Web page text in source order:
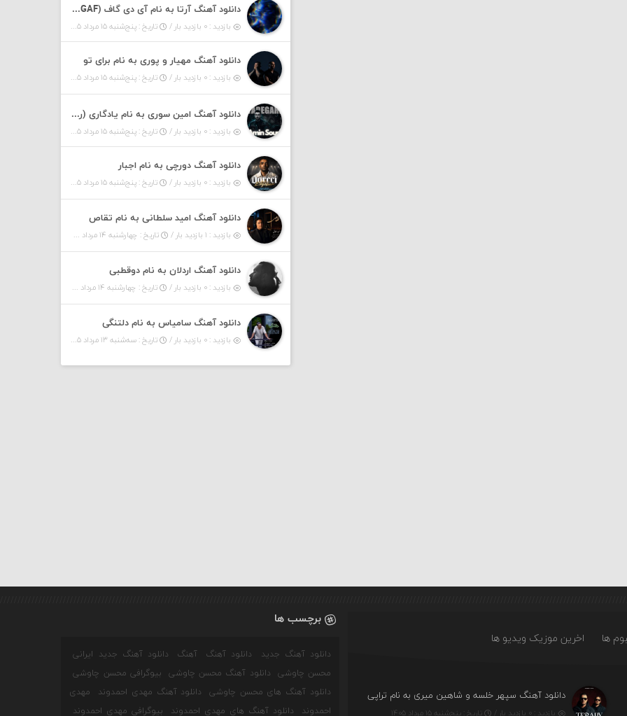
دانلود آهنگ آرتا به نام آی دی گاف (IDGAF)
بازدید : ۰ بازدید بار / تاریخ : پنج‌شنبه ۱۵ مرداد ۱۴۰۵
دانلود آهنگ مهیار و پوری به نام برای تو
بازدید : ۰ بازدید بار / تاریخ : پنج‌شنبه ۱۵ مرداد ۱۴۰۵
دانلود آهنگ امین سوری به نام یادگاری (رمیکس)
بازدید : ۰ بازدید بار / تاریخ : پنج‌شنبه ۱۵ مرداد ۱۴۰۵
دانلود آهنگ دورچی به نام اجبار
بازدید : ۰ بازدید بار / تاریخ : پنج‌شنبه ۱۵ مرداد ۱۴۰۵
دانلود آهنگ امید سلطانی به نام تقاص
بازدید : ۱ بازدید بار / تاریخ : چهارشنبه ۱۴ مرداد ۱۴۰۵
دانلود آهنگ اردلان به نام دوقطبی
بازدید : ۰ بازدید بار / تاریخ : چهارشنبه ۱۴ مرداد ۱۴۰۵
دانلود آهنگ سامیاس به نام دلتنگی
بازدید : ۰ بازدید بار / تاریخ : سه‌شنبه ۱۳ مرداد ۱۴۰۵
ها اخرین موزیک ویدیو ها
دانلود آهنگ سپهر خلسه و شاهین میری به نام تراپی
بازدید : ۰ بازدید بار / تاریخ : پنج‌شنبه ۱۵ مرداد ۱۴۰۵
برچسب ها
دانلود آهنگ جدید دانلود آهنگ آهنگ
دانلود آهنگ جدید ایرانی
محسن چاوشی
دانلود آهنگ محسن چاوشی
بیوگرافی محسن چاوشی
دانلود آهنگ های محسن چاوشی
دانلود آهنگ مهدی احمدوند
مهدی
احمدوند
دانلود آهنگ های مهدی احمدوند بیوگرافی مهدی احمدوند